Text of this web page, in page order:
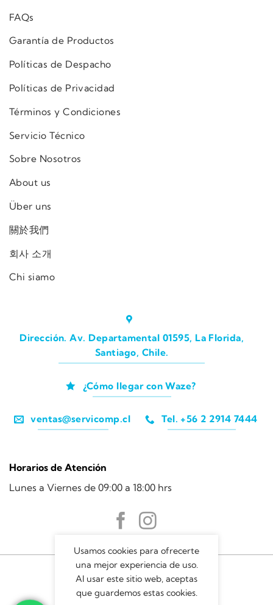
FAQs
Garantía de Productos
Políticas de Despacho
Políticas de Privacidad
Términos y Condiciones
Servicio Técnico
Sobre Nosotros
About us
Über uns
關於我們
회사 소개
Chi siamo
Dirección. Av. Departamental 01595, La Florida,
Santiago, Chile.
¿Cómo llegar con Waze?
ventas@servicomp.cl Tel. +56 2 2914 7444
Horarios de Atención
Lunes a Viernes de 09:00 a 18:00 hrs
Usamos cookies para ofrecerte
una mejor experiencia de uso.
Al usar este sitio web, aceptas
que guardemos estas cookies.